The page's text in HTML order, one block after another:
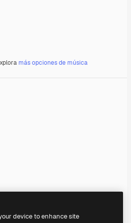
más opciones de música
device to enhance site